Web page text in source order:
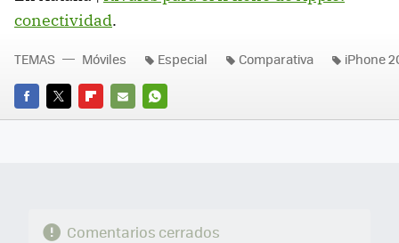
conectividad.
FACEBOOK
TWITTERFLIPBOARD
E-
WHATSAPP
TEMAS Móviles Especial Comparativa iPhone
Comentarios cerrados